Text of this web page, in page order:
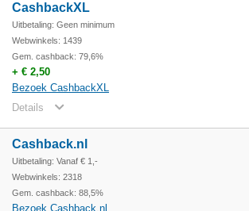
CashbackXL
Uitbetaling: Geen minimum
Webwinkels: 1439
Gem. cashback: 79,6%
+ € 2,50
Bezoek CashbackXL
Details
Cashback.nl
Uitbetaling: Vanaf € 1,-
Webwinkels: 2318
Gem. cashback: 88,5%
Bezoek Cashback.nl